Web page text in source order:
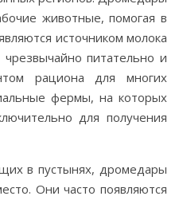
животные, помогая в
источником молока
питательно и
рациона для многих
фермы, на которых
для получения
в пустынях, дромедары
Они часто появляются